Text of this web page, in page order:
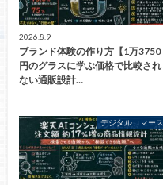
2026.8.9
ブランド体験の作り方【1万3750
円のグラスに学ぶ価格で比較され
ない通販設計…
デジタルコマース